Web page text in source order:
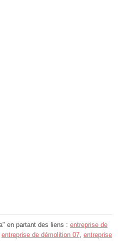
en partant des liens : entreprise de
entreprise de démolition 07, entreprise